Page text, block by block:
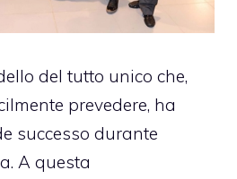
del tutto unico che,
prevedere, ha
successo durante
A questa